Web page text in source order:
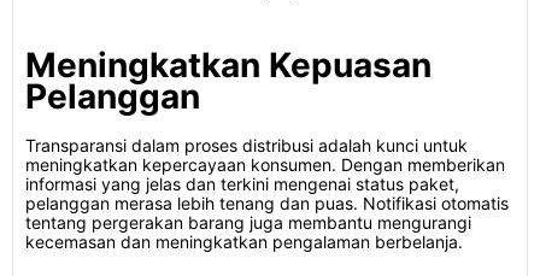
Meningkatkan Kepuasan
Pelanggan
Transparansi dalam proses distribusi adalah kunci untuk
meningkatkan kepercayaan konsumen. Dengan memberikan
informasi yang jelas dan terkini mengenai status paket,
pelanggan merasa lebih tenang dan puas. Notifikasi otomatis
tentang pergerakan barang juga membantu mengurangi
kecemasan dan meningkatkan pengalaman berbelanja.